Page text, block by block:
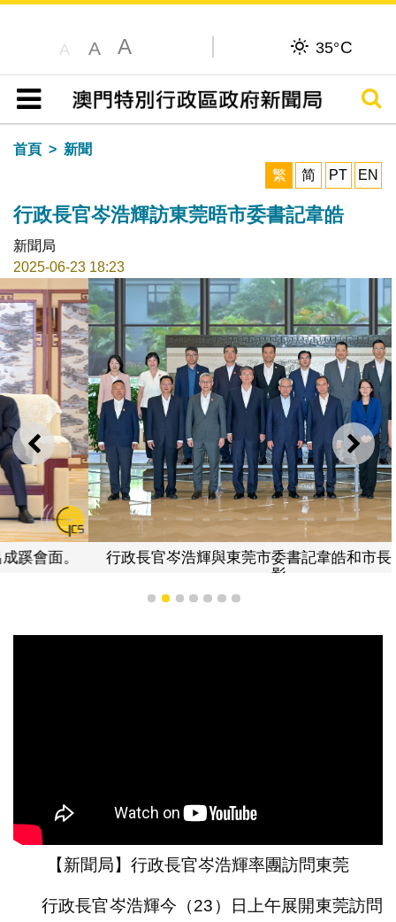
A A A 35°C
目錄
搜尋
首頁
新聞
繁
简 PT EN
行政長官岑浩輝訪東莞晤市委書記韋皓
新聞局
2025-06-23 18:23
上一則 下一
行政長官岑浩輝與東莞市委書記韋皓和市長呂成蹊等合
1 2 3 4 5 6 7
【新聞局】行政長官岑浩輝率團訪問東莞
行政長官岑浩輝今（23）日上午展開東莞訪問